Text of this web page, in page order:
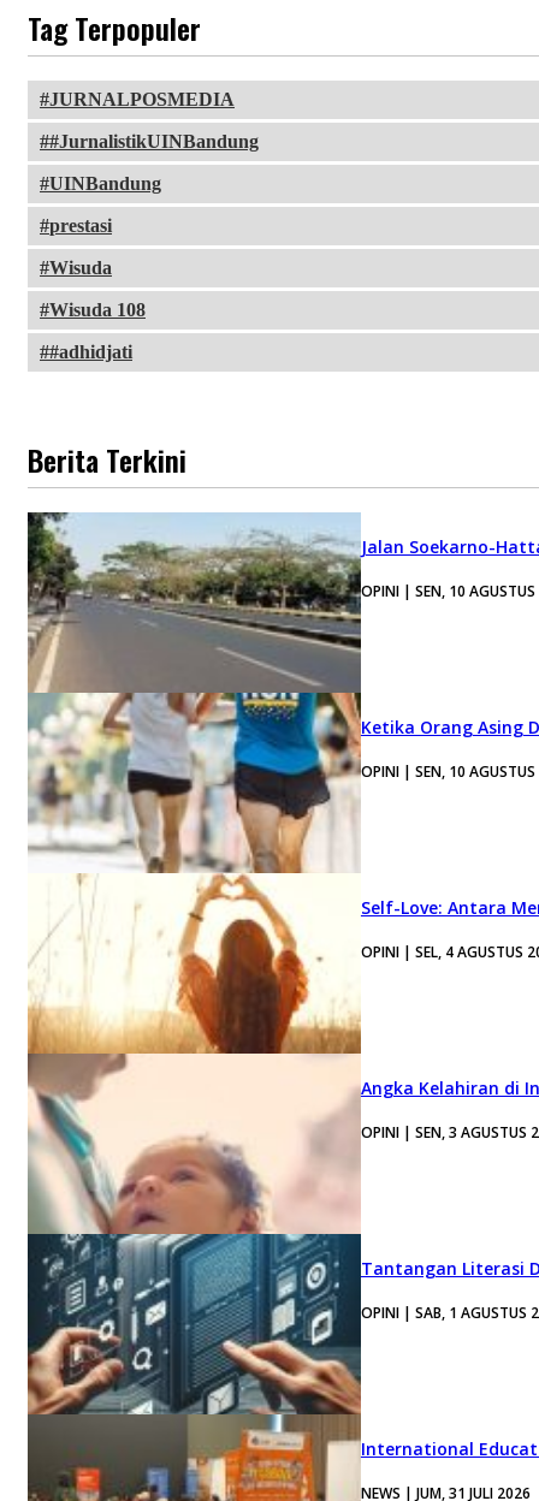
Tag Terpopuler
JURNALPOSMEDIA
#JurnalistikUINBandung
UINBandung
prestasi
Wisuda
Wisuda 108
#adhidjati
Berita Terkini
Jalan Soekarno-
OPINI | SEN, 10
Ketika Orang Asing
OPINI | SEN, 10
Self-Love: Antara
OPINI | SEL, 4 AGUSTUS
Angka Kelahiran di
OPINI | SEN, 3 AGUSTUS
Tantangan Literasi
OPINI | SAB, 1 AGUSTUS
International
NEWS | JUM, 31 JULI 2026